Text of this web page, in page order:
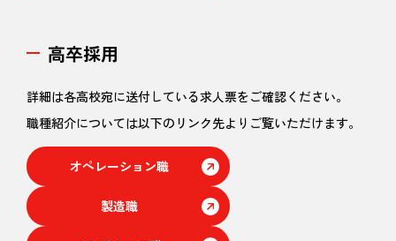
高卒採用
詳細は各高校宛に送付している求人票をご確認ください。
職種紹介については以下のリンク先よりご覧いただけます。
オペレーション職
製造職